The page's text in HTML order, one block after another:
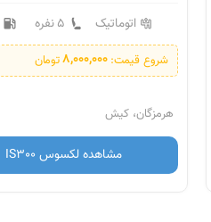
اتوماتیک
5 نفره
شروع قیمت: 8,000,000تومان
هرمزگان، کیش
مشاهده لکسوس IS300